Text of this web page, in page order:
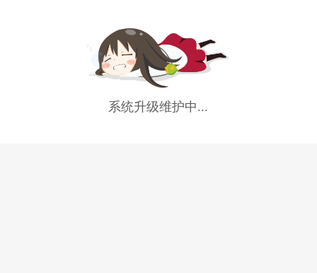
系统升级维护中...